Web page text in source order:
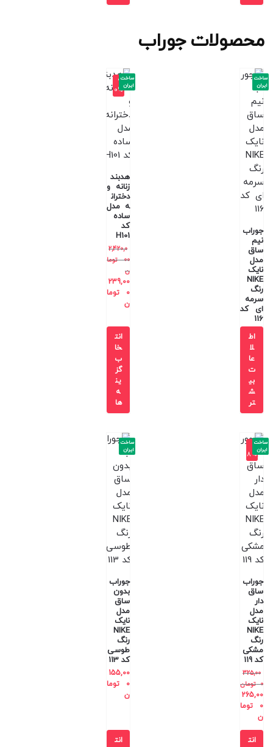
محصولات جوراب
جوراب
نیم
ساق
مدل
نایک
NIKE
رنگ
سرمه
ای کد
116
ساخت
ایران
اط
لا
عا
ت
بی
ش
تر
-9
0%
هدبند
زنانه و
دختران
ه مدل
ساده
کد
H101
2,420,0
00
توما
ن
239,00
0
توما
ن
ساخت
ایران
انت
خا
ب
گز
ین
ه
ها
-1
8%
جوراب
ساق
دار
مدل
نایک
NIKE
رنگ
مشکی
کد 119
325,00
0 تومان
265,00
0
توما
ن
ساخت
ایران
انت
جوراب
بدون
ساق
مدل
نایک
NIKE
رنگ
طوسی
کد 113
155,00
0
توما
ن
ساخت
ایران
انت